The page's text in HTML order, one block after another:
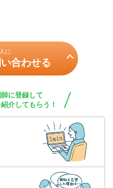
に
合わせる
に登録して
介してもらう！